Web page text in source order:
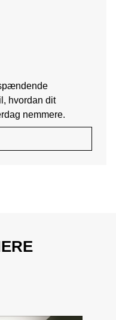
hvordan dit
nemmere.